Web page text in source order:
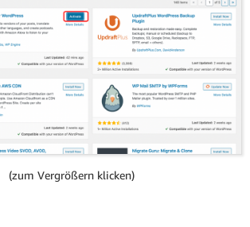
(zum Vergrößern klicken)